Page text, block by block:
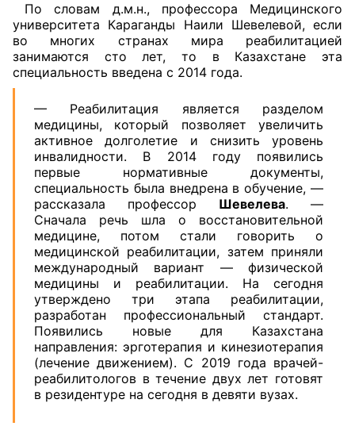
По словам д.м.н., профессора Медицинского
университета Караганды Наили Шевелевой, если
во многих странах мира реабилитацией
занимаются сто лет, то в Казахстане эта
специальность введена с 2014 года.
— Реабилитация является разделом
медицины, который позволяет увеличить
активное долголетие и снизить уровень
инвалидности. В 2014 году появились
первые нормативные документы,
специальность была внедрена в обучение, —
рассказала профессор Шевелева. —
Сначала речь шла о восстановительной
медицине, потом стали говорить о
медицинской реабилитации, затем приняли
международный вариант — физической
медицины и реабилитации. На сегодня
утверждено три этапа реабилитации,
разработан профессиональный стандарт.
Появились новые для Казахстана
направления: эрготерапия и кинезиотерапия
(лечение движением). С 2019 года врачей-
реабилитологов в течение двух лет готовят
в резидентуре на сегодня в девяти вузах.